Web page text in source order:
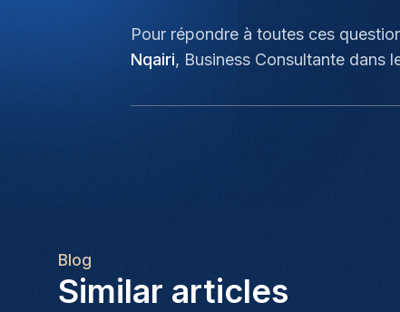
Pour répondre à toutes ces
Nqairi, Business Consultante dans
Blog
Similar articles